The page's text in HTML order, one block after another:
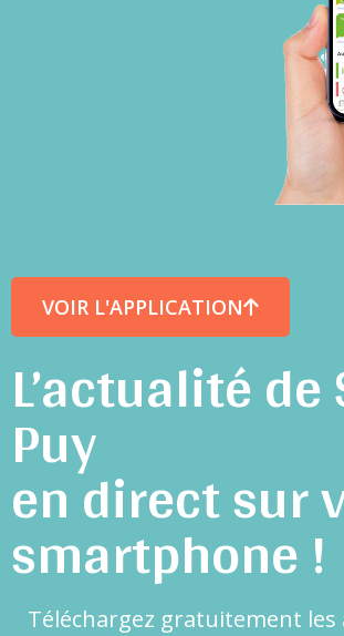
VOIR L'APPLICATION
L’actualité
Puy
en direct sur
smartphone !
Téléchargez gratuitement les